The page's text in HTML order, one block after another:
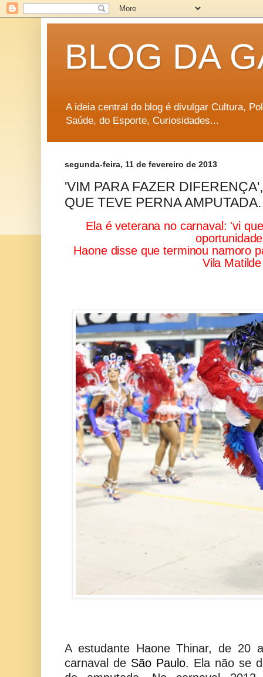
BLOG DA
A ideia central do blog é divulgar Cultura,
Saúde, do Esporte, Curiosidades...
segunda-feira, 11 de fevereiro de 2013
'VIM PARA FAZER
QUE TEVE PERNA AMPUTADA.
Ela é veterana no carnaval: 'vi
Haone disse que terminou namoro
Vila Matilde
A estudante Haone Thinar, de 20
carnaval de São Paulo. Ela não se